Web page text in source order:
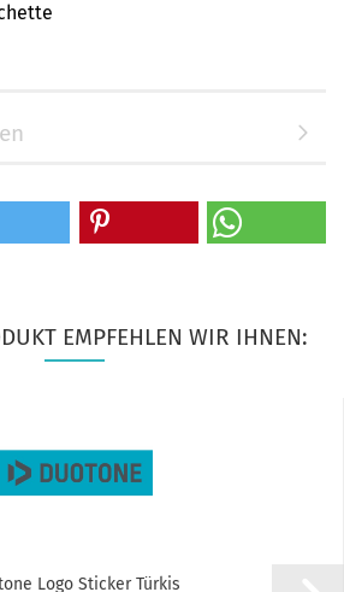
EMPFEHLEN WIR IHNEN:
Logo Sticker Türkis